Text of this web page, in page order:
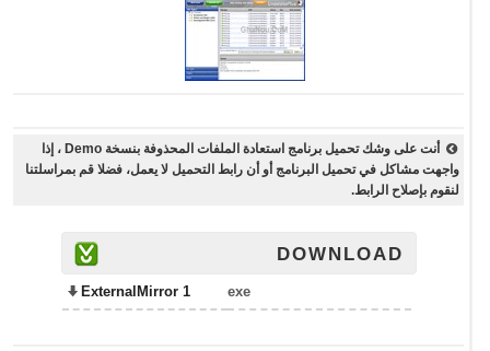
أنت على وشك تحميل برنامج استعادة الملفات المحذوفة بنسخة Demo ، إذا
واجهت مشاكل في تحميل البرنامج أو أن رابط التحميل لا يعمل، فضلا قم بمراسلتنا
لنقوم بإصلاح الرابط.
DOWNLOAD
exe
ExternalMirror 1